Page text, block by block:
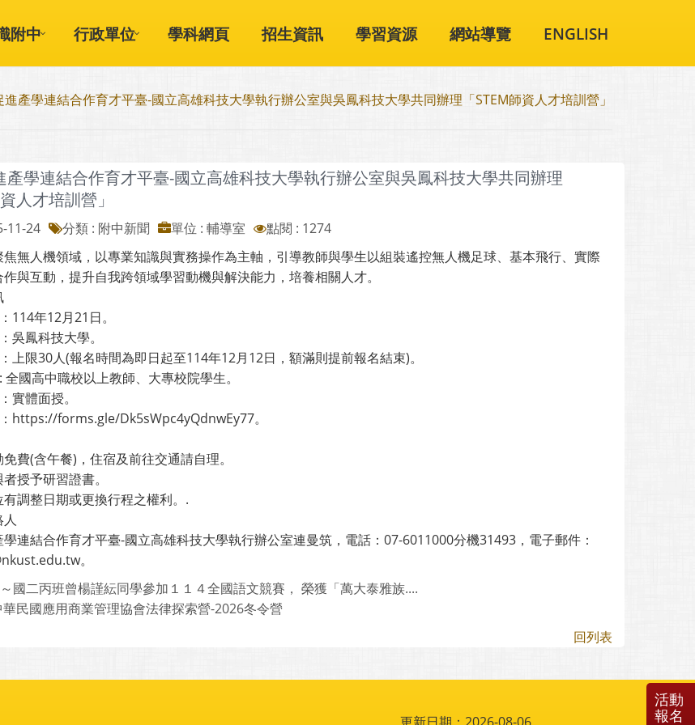
附中 行政單位 學科網頁 招生資訊 學習資源 網站導覽 ENGLISH
進產學連結合作育才平臺-國立高雄科技大學執行辦公室與吳鳳科技大學共同辦理「STEM師資人才培訓營」
產學連結合作育才平臺-國立高雄科技大學執行辦公室與吳鳳科技大學共同辦理
人才培訓營」
11-24 分類 : 附中新聞 單位 : 輔導室
點閱 : 1274
無人機領域，以專業知識與實務操作為主軸，引導教師與學生以組裝遙控無人機足球、基本飛行、實際
與互動，提升自我跨領域學習動機與解決能力，培養相關人才。
114年12月21日。
吳鳳科技大學。
上限30人(報名時間為即日起至114年12月12日，額滿則提前報名結束)。
國高中職校以上教師、大專校院學生。
實體面授。
https://forms.gle/Dk5sWpc4yQdnwEy77。
費(含午餐)，住宿及前往交通請自理。
授予研習證書。
有調整日期或更換行程之權利。.
連結合作育才平臺-國立高雄科技大學執行辦公室連曼筑，電話：07-6011000分機31493，電子郵件：
。
國二丙班曾楊謹紜同學參加１１４全國語文競賽， 榮獲「萬大泰雅族....
華民國應用商業管理協會法律探索營-2026冬令營
回列表
活動
報名